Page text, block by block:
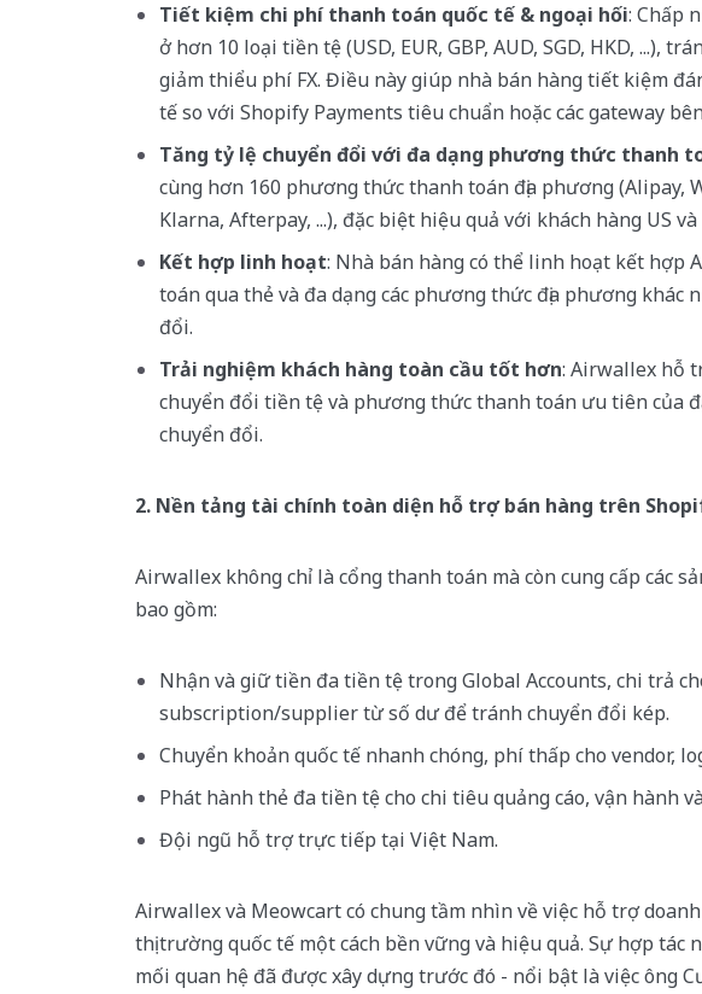
Tiết kiệm chi phí thanh toán quốc tế & ngoại hối: Chấp
ở hơn 10 loại tiền tệ (USD, EUR, GBP, AUD, SGD, HKD, ...),
giảm thiểu phí FX. Điều này giúp nhà bán hàng tiết kiệm
tế so với Shopify Payments tiêu chuẩn hoặc các gateway
Tăng tỷ lệ chuyển đổi với đa dạng phương thức thanh
cùng hơn 160 phương thức thanh toán địa phương (Alipay,
Klarna, Afterpay, ...), đặc biệt hiệu quả với khách hàng US và
Kết hợp linh hoạt: Nhà bán hàng có thể linh hoạt kết hợp
toán qua thẻ và đa dạng các phương thức địa phương khác
đổi.
Trải nghiệm khách hàng toàn cầu tốt hơn: Airwallex hỗ
chuyển đổi tiền tệ và phương thức thanh toán ưu tiên của
chuyển đổi.
2. Nền tảng tài chính toàn diện hỗ trợ bán hàng trên
Airwallex không chỉ là cổng thanh toán mà còn cung cấp các
bao gồm:
Nhận và giữ tiền đa tiền tệ trong Global Accounts, chi trả
subscription/supplier từ số dư để tránh chuyển đổi kép.
Chuyển khoản quốc tế nhanh chóng, phí thấp cho vendor,
Phát hành thẻ đa tiền tệ cho chi tiêu quảng cáo, vận hành
Đội ngũ hỗ trợ trực tiếp tại Việt Nam.
Airwallex và Meowcart có chung tầm nhìn về việc hỗ trợ
thị trường quốc tế một cách bền vững và hiệu quả. Sự hợp tác
mối quan hệ đã được xây dựng trước đó - nổi bật là việc ông